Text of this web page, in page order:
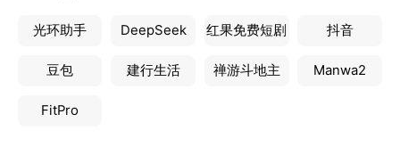
光环助手 DeepSeek 红果免费短剧 抖音
豆包 建行生活 禅游斗地主 Manwa2
FitPro